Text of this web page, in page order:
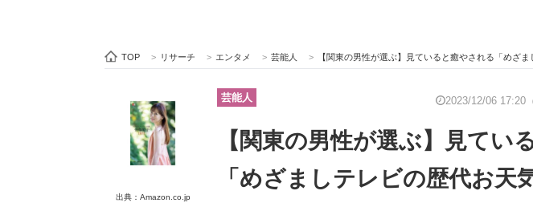
ビジネスと働き方のヒント
ITエンジニア向け専門サイト
TOP > リサーチ > エンタメ > 芸能人 > 【関東の男性が選ぶ】見ていると癒やされる「めざましテレビの歴代お天気キャスター」
出典：Amazon.co.jp
芸能人 2023/12/06 17:20
【関東の男性が選ぶ】見てい
「めざましテレビの歴代お天